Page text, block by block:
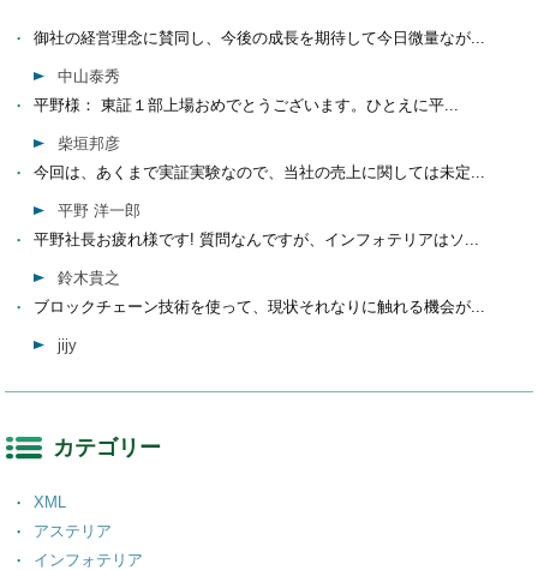
御社の経営理念に賛同し、今後の成長を期待して今日微量なが...
中山泰秀
平野様： 東証１部上場おめでとうございます。ひとえに平...
柴垣邦彦
今回は、あくまで実証実験なので、当社の売上に関しては未定...
平野 洋一郎
平野社長お疲れ様です! 質問なんですが、インフォテリアはソ...
鈴木貴之
ブロックチェーン技術を使って、現状それなりに触れる機会が...
jijy
カテゴリー
XML
アステリア
インフォテリア